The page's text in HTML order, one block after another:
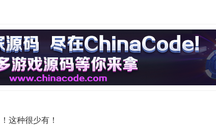
这种很少有！